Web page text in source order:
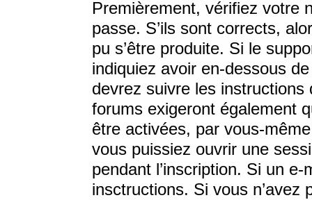
Premièrement, vérifiez votre
passe. S’ils sont corrects,
pu s’être produite. Si le
indiquiez avoir en-dessous
devrez suivre les
forums exigeront également
être activées, par vous-
vous puissiez ouvrir une
pendant l’inscription. Si un
insctructions. Si vous n’avez